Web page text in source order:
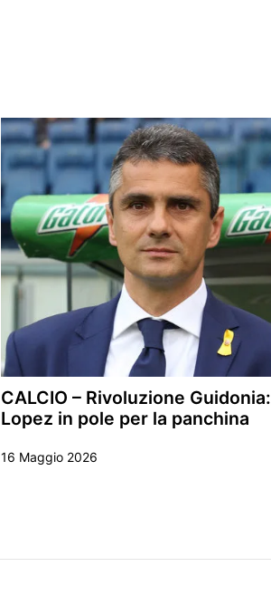
CALCIO – Rivoluzione Guidonia:
Lopez in pole per la panchina
16 Maggio 2026